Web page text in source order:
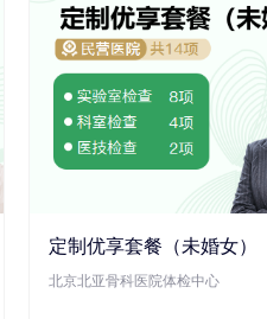
定制优享套餐（未婚女）
北京北亚骨科医院体检中心